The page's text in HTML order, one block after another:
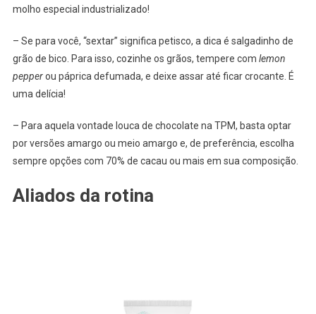
molho especial industrializado!
– Se para você, “sextar” significa petisco, a dica é salgadinho de
grão de bico. Para isso, cozinhe os grãos, tempere com lemon
pepperou páprica defumada, e deixe assar até ficar crocante. É
uma delícia!
– Para aquela vontade louca de chocolate na TPM, basta optar
por versões amargo ou meio amargo e, de preferência, escolha
sempre opções com 70% de cacau ou mais em sua composição.
Aliados da rotina